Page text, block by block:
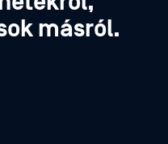
másról.